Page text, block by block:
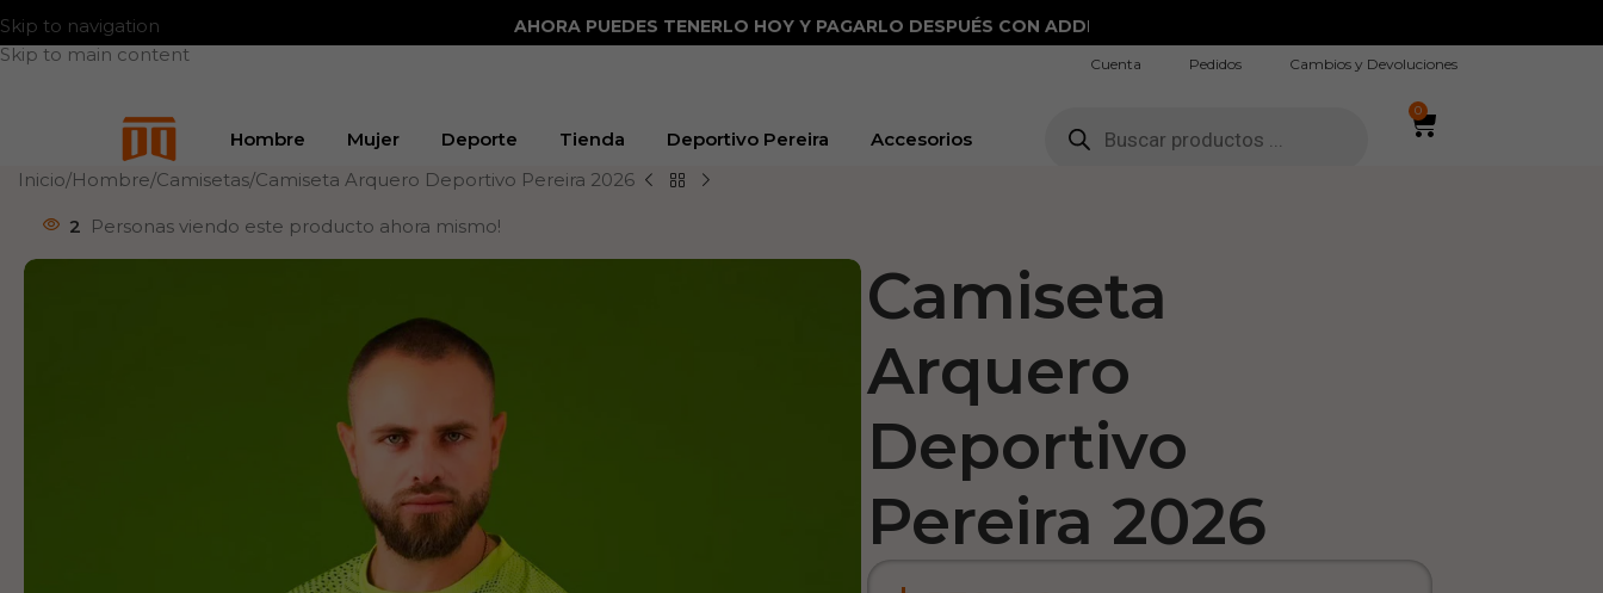
Skip to navigation
Skip to main content
AHORA PUEDES TENERLO HOY Y PAGARLO DESPUÉS CON ADDI
Cuenta Pedidos Cambios y Devoluciones
Hombre Mujer Deporte Tienda Deportivo Pereira Accesorios
0
Inicio Hombre Camisetas Camiseta Arquero Deportivo Pereira 2026
2 Personas viendo este producto ahora mismo!
Camiseta
Arquero
Deportivo
Pereira 2026